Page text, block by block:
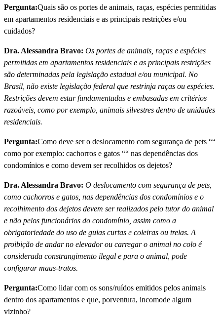
Pergunta:Quais são os portes de animais, raças, espécies permitidas
em apartamentos residenciais e as principais restrições e/ou
cuidados?
Dra. Alessandra Bravo: Os portes de animais, raças e espécies
permitidas em apartamentos residenciais e as principais restrições
são determinadas pela legislação estadual e/ou municipal. No
Brasil, não existe legislação federal que restrinja raças ou espécies.
Restrições devem estar fundamentadas e embasadas em critérios
razoáveis, como por exemplo, animais silvestres dentro de unidades
residenciais.
Pergunta:Como deve ser o deslocamento com segurança de pets ““
como por exemplo: cachorros e gatos ““ nas dependências dos
condomí­nios e como devem ser recolhidos os dejetos?
Dra. Alessandra Bravo: O deslocamento com segurança de pets,
como cachorros e gatos, nas dependências dos condomí­nios e o
recolhimento dos dejetos devem ser realizados pelo tutor do animal
e não pelos funcionários do condomí­nio, assim como a
obrigatoriedade do uso de guias curtas e coleiras ou trelas. A
proibição de andar no elevador ou carregar o animal no colo é
considerada constrangimento ilegal e para o animal, pode
configurar maus-tratos.
Pergunta:Como lidar com os sons/ruí­dos emitidos pelos animais
dentro dos apartamentos e que, porventura, incomode algum
vizinho?